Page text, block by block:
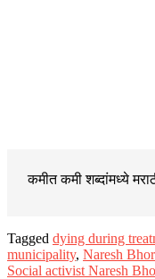
कमीत कमी शब्दांमध्ये
Tagged dying during
municipality, Naresh
Social activist Naresh